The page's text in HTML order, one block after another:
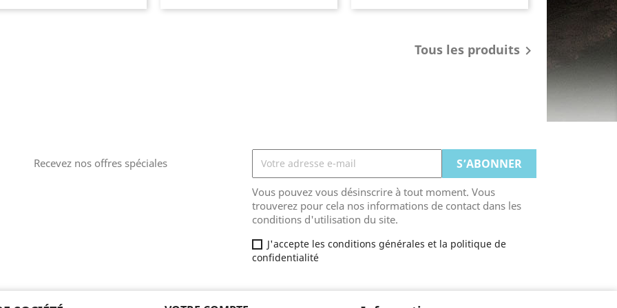
Tous les produits 
Recevez nos offres spéciales
Vous pouvez vous désinscrire à tout moment. Vous
trouverez pour cela nos informations de contact dans les
conditions d'utilisation du site.
J'accepte les conditions générales et la politique de
confidentialité